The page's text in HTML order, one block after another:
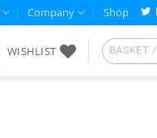
Company Shop
WISHLIST BASKET /